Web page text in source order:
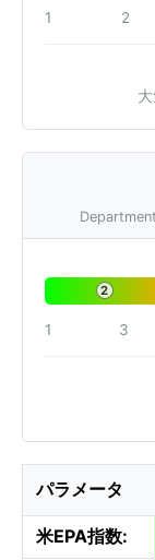
1 2
2
1 3
パラメータ
米EPA指数: